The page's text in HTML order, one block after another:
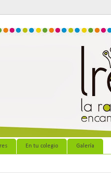
En tu colegio Galería